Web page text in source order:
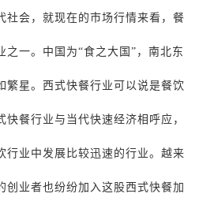
社会，就现在的市场行情来看，餐
之一。中国为“食之大国”，南北东
繁星。西式快餐行业可以说是餐饮
餐行业与当代快速经济相呼应，
行业中发展比较迅速的行业。越来
创业者也纷纷加入这股西式快餐加